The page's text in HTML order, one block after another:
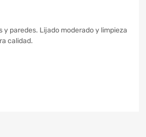
y paredes. Lijado moderado y limpieza
calidad.